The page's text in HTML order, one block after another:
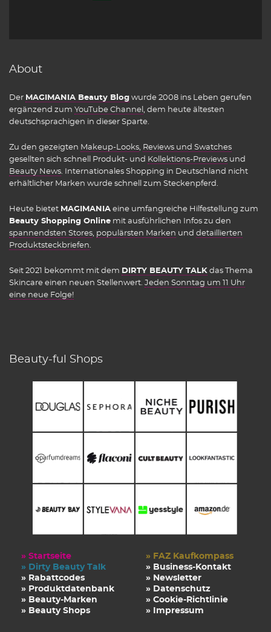
About
Der MAGIMANIA Beauty Blog wurde 2008 ins Leben gerufen
ergänzend zum YouTube Channel , dem heute ältesten
deutschsprachigen in dieser Sparte.
Zu den gezeigten Makeup-Looks, Reviews und Swatches
gesellten sich schnell Produkt- und Kollektions-Previews und
Beauty News. Internationales Shopping in Deutschland nicht
erhältlicher Marken wurde schnell zum Steckenpferd.
Heute bietet MAGIMANIA eine umfangreiche Hilfestellung zum
Beauty Shopping Online mit ausführlichen Infos zu den
spannendsten Stores, populärsten Marken und detaillierten
Produktsteckbriefen.
Seit 2021 bekommt mit dem DIRTY BEAUTY TALK das Thema
Skincare einen neuen Stellenwert. Jeden Sonntag um 11 Uhr
eine neue Folge!
Beauty-ful Shops
» Startseite
» Dirty Beauty Talk
» Rabattcodes
» Produktdatenbank
» Beauty-Marken
» Beauty Shops
» FAZ Kaufkompass
» Business-Kontakt
» Newsletter
» Datenschutz
» Cookie-Richtlinie
» Impressum